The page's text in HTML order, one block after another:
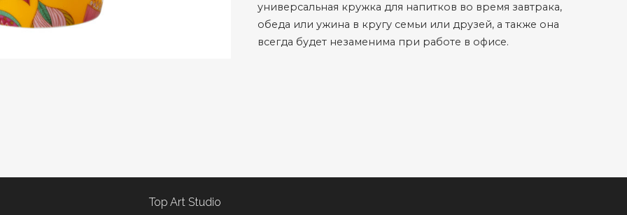
универсальная кружка для напитков во время завтрака,
обеда или ужина в кругу семьи или друзей, а также она
всегда будет незаменима при работе в офисе.
Top Art Studio